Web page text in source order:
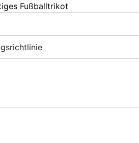
Fußballtrikot